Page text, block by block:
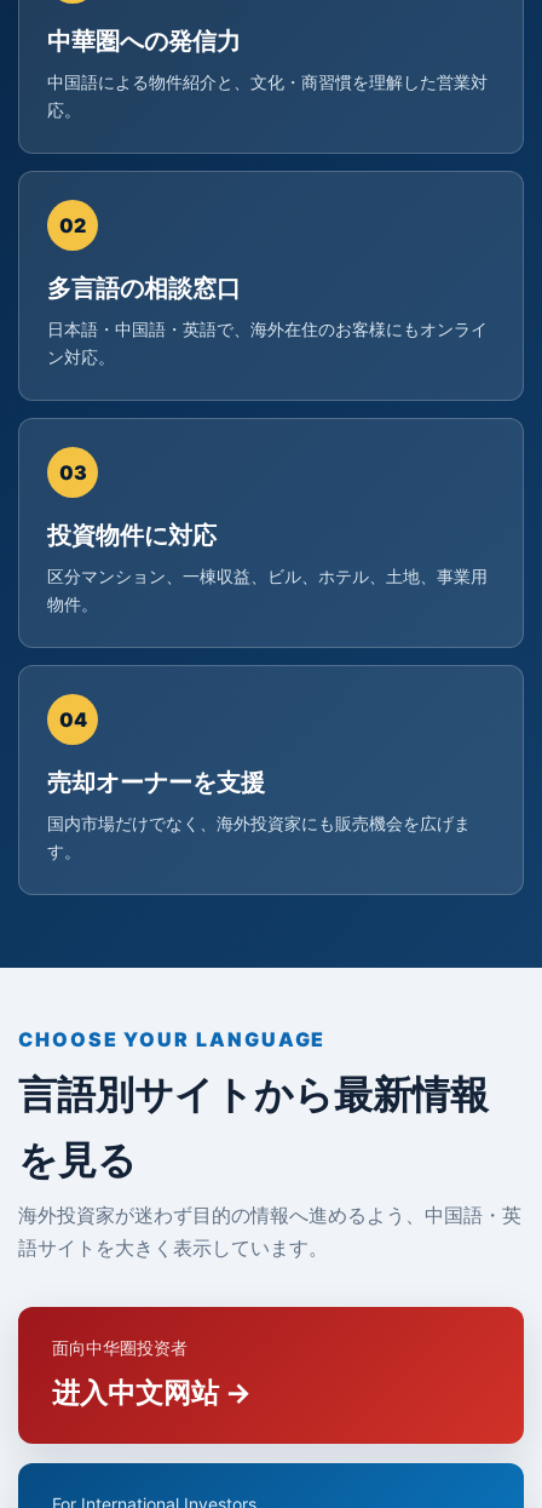
中華圏への発信力
中国語による物件紹介と、文化・商習慣を理解した営業対
応。
02
多言語の相談窓口
日本語・中国語・英語で、海外在住のお客様にもオンライ
ン対応。
03
投資物件に対応
区分マンション、一棟収益、ビル、ホテル、土地、事業用
物件。
04
売却オーナーを支援
国内市場だけでなく、海外投資家にも販売機会を広げま
す。
CHOOSE YOUR LANGUAGE
言語別サイトから最新情報
を見る
海外投資家が迷わず目的の情報へ進めるよう、中国語・英
語サイトを大きく表示しています。
面向中华圈投资者
进入中文网站 →
For International Investors